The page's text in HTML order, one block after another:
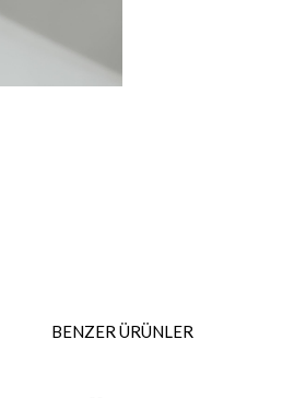
BENZER ÜRÜNLER